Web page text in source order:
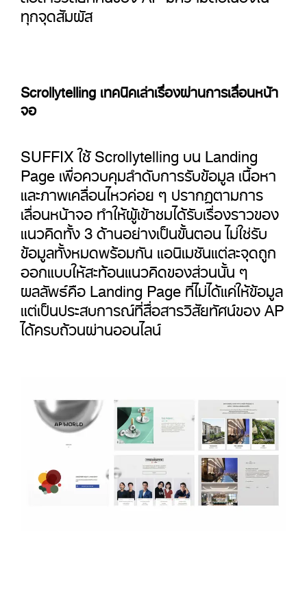
ทุกจุดสัมผัส
Scrollytelling เทคนิคเล่าเรื่องผ่านการเลื่อนหน้า
จอ
SUFFIX ใช้ Scrollytelling บน Landing
Page เพื่อควบคุมลำดับการรับข้อมูล เนื้อหา
และภาพเคลื่อนไหวค่อย ๆ ปรากฏตามการ
เลื่อนหน้าจอ ทำให้ผู้เข้าชมได้รับเรื่องราวของ
แนวคิดทั้ง 3 ด้านอย่างเป็นขั้นตอน ไม่ใช่รับ
ข้อมูลทั้งหมดพร้อมกัน แอนิเมชันแต่ละจุดถูก
ออกแบบให้สะท้อนแนวคิดของส่วนนั้น ๆ
ผลลัพธ์คือ Landing Page ที่ไม่ได้แค่ให้ข้อมูล
แต่เป็นประสบการณ์ที่สื่อสารวิสัยทัศน์ของ AP
ได้ครบถ้วนผ่านออนไลน์